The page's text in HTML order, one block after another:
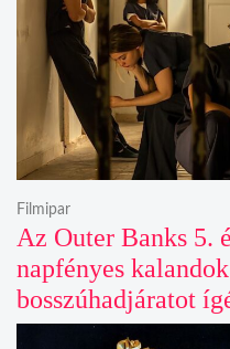
Az Outer Banks 5.
napfényes
bosszúhadjáratot
Filmipar